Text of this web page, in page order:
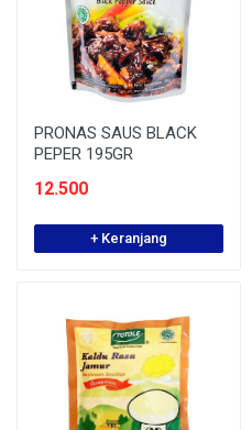
PRONAS SAUS BLACK
PEPER 195GR
12.500
+ Keranjang